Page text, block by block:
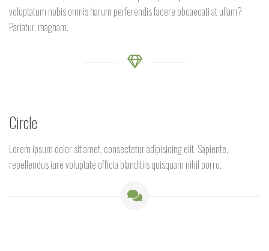
voluptatum nobis omnis harum perferendis facere obcaecati at ullam?
Pariatur, magnam.
Circle
Lorem ipsum dolor sit amet, consectetur adipisicing elit. Sapiente,
repellendus iure voluptate officia blanditiis quisquam nihil porro.